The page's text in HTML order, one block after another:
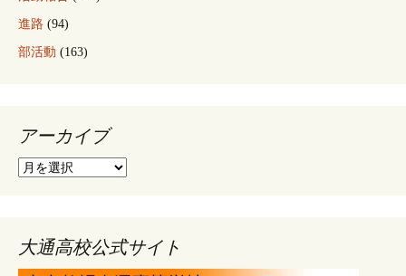
進路 (94)
部活動 (163)
アーカイブ
ア
ブ
大通高校公式サイト